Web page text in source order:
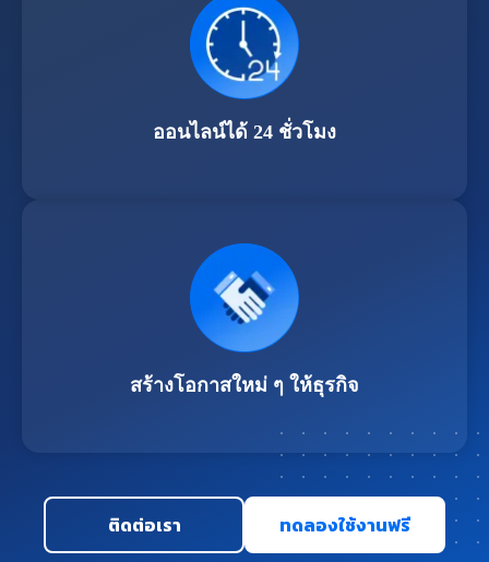
ออนไลน์ได้ 24 ชั่วโมง
สร้างโอกาสใหม่ ๆ ให้ธุรกิจ
ติดต่อเรา ทดลองใช้งานฟรี